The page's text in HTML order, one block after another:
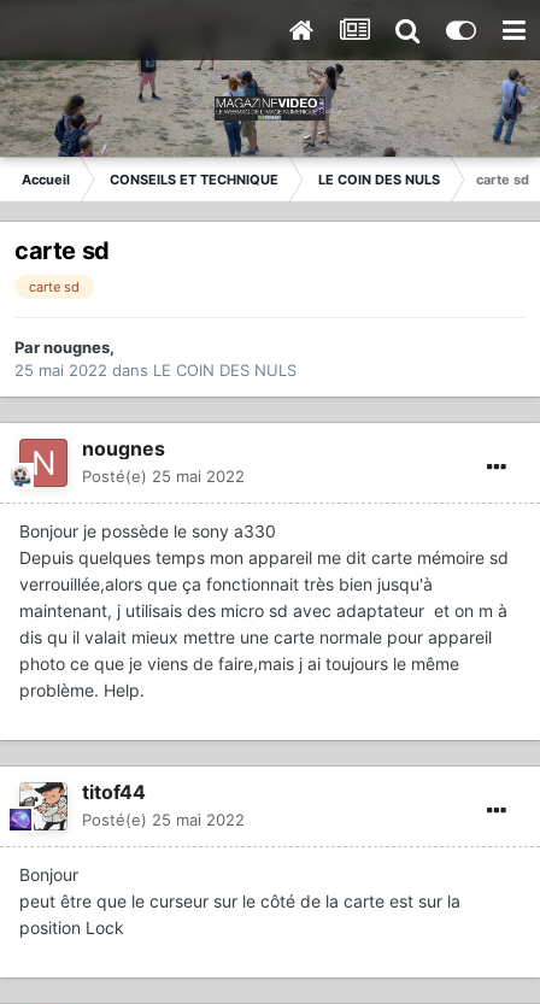
Accueil CONSEILS ET TECHNIQUE LE COIN DES NULS carte sd
carte sd
carte sd
Parnougnes,
25 mai 2022 dans LE COIN DES NULS
nougnes
Posté(e) 25 mai 2022
Bonjour je possède le sony a330
Depuis quelques temps mon appareil me dit carte mémoire sd
verrouillée,alors que ça fonctionnait très bien jusqu'à
maintenant, j utilisais des micro sd avec adaptateur et on m à
dis qu il valait mieux mettre une carte normale pour appareil
photo ce que je viens de faire,mais j ai toujours le même
problème. Help.
titof44
Posté(e) 25 mai 2022
Bonjour
peut être que le curseur sur le côté de la carte est sur la
position Lock